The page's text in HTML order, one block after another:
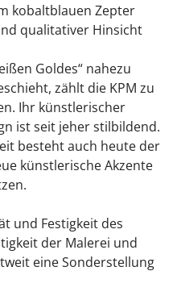
kobaltblauen Zepter
qualitativer Hinsicht
Goldes“ nahezu
zählt die KPM zu
Ihr künstlerischer
ist seit jeher stilbildend.
besteht auch heute der
künstlerische Akzente
und Festigkeit des
der Malerei und
eine Sonderstellung